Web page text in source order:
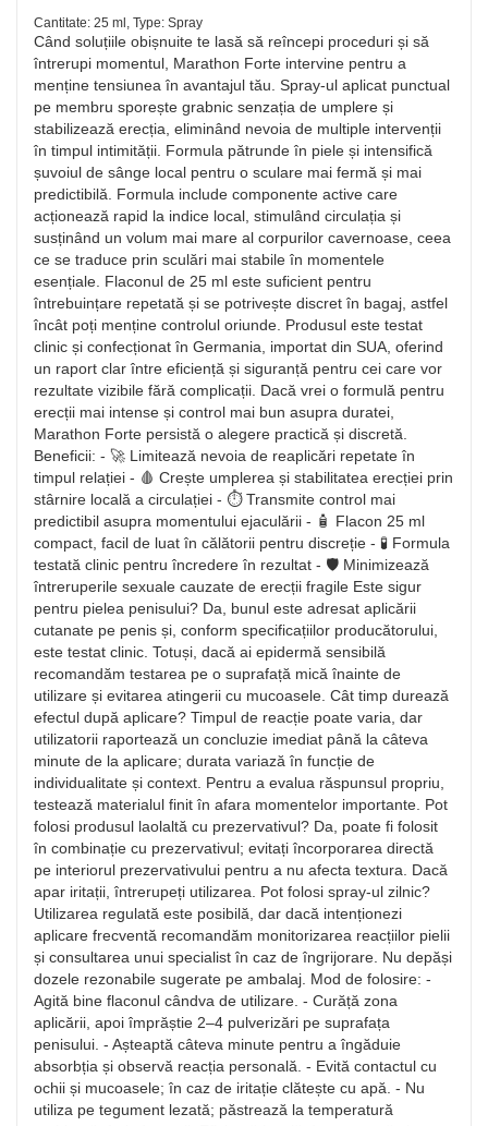
Cantitate: 25 ml, Type: Spray
Când soluțiile obișnuite te lasă să reîncepi proceduri și să
întrerupi momentul, Marathon Forte intervine pentru a
menține tensiunea în avantajul tău. Spray-ul aplicat punctual
pe membru sporește grabnic senzația de umplere și
stabilizează erecția, eliminând nevoia de multiple intervenții
în timpul intimității. Formula pătrunde în piele și intensifică
șuvoiul de sânge local pentru o sculare mai fermă și mai
predictibilă. Formula include componente active care
acționează rapid la indice local, stimulând circulația și
susținând un volum mai mare al corpurilor cavernoase, ceea
ce se traduce prin sculări mai stabile în momentele
esențiale. Flaconul de 25 ml este suficient pentru
întrebuințare repetată și se potrivește discret în bagaj, astfel
încât poți menține controlul oriunde. Produsul este testat
clinic și confecționat în Germania, importat din SUA, oferind
un raport clar între eficiență și siguranță pentru cei care vor
rezultate vizibile fără complicații. Dacă vrei o formulă pentru
erecții mai intense și control mai bun asupra duratei,
Marathon Forte persistă o alegere practică și discretă.
Beneficii: - 🚀 Limitează nevoia de reaplicări repetate în
timpul relației - 🩸 Crește umplerea și stabilitatea erecției prin
stârnire locală a circulației - ⏱️ Transmite control mai
predictibil asupra momentului ejaculării - 🧴 Flacon 25 ml
compact, facil de luat în călătorii pentru discreție - 🧪 Formula
testată clinic pentru încredere în rezultat - 🛡️ Minimizează
întreruperile sexuale cauzate de erecții fragile Este sigur
pentru pielea penisului? Da, bunul este adresat aplicării
cutanate pe penis și, conform specificațiilor producătorului,
este testat clinic. Totuși, dacă ai epidermă sensibilă
recomandăm testarea pe o suprafață mică înainte de
utilizare și evitarea atingerii cu mucoasele. Cât timp durează
efectul după aplicare? Timpul de reacție poate varia, dar
utilizatorii raportează un concluzie imediat până la câteva
minute de la aplicare; durata variază în funcție de
individualitate și context. Pentru a evalua răspunsul propriu,
testează materialul finit în afara momentelor importante. Pot
folosi produsul laolaltă cu prezervativul? Da, poate fi folosit
în combinație cu prezervativul; evitați încorporarea directă
pe interiorul prezervativului pentru a nu afecta textura. Dacă
apar iritații, întrerupeți utilizarea. Pot folosi spray-ul zilnic?
Utilizarea regulată este posibilă, dar dacă intenționezi
aplicare frecventă recomandăm monitorizarea reacțiilor pielii
și consultarea unui specialist în caz de îngrijorare. Nu depăși
dozele rezonabile sugerate pe ambalaj. Mod de folosire: -
Agită bine flaconul cândva de utilizare. - Curăță zona
aplicării, apoi împrăștie 2–4 pulverizări pe suprafața
penisului. - Așteaptă câteva minute pentru a îngăduie
absorbția și observă reacția personală. - Evită contactul cu
ochii și mucoasele; în caz de iritație clătește cu apă. - Nu
utiliza pe tegument lezată; păstrează la temperatură